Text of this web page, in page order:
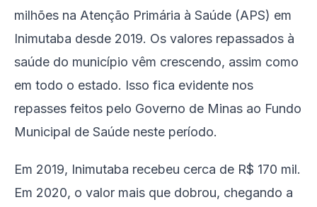
milhões na Atenção Primária à Saúde (APS) em
Inimutaba desde 2019. Os valores repassados à
saúde do município vêm crescendo, assim como
em todo o estado. Isso fica evidente nos
repasses feitos pelo Governo de Minas ao Fundo
Municipal de Saúde neste período.
Em 2019, Inimutaba recebeu cerca de R$ 170 mil.
Em 2020, o valor mais que dobrou, chegando a